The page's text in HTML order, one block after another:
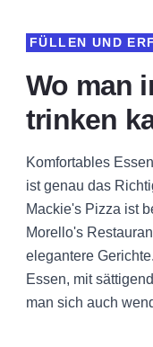
Wo man
trinken
FÜLLEN UND
Komfortables
ist genau das
Mackie's Pizza ist
Morello's
elegantere
Essen, mit
man sich auch